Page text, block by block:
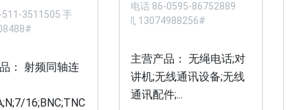
电话 86-0595-86752889
手机 13074988256#
主营产品： 无绳电话;对
讲机;无线通讯设备;无线
通讯配件;...
511-3511505 手
： 射频同轴连
16;BNC;TNC